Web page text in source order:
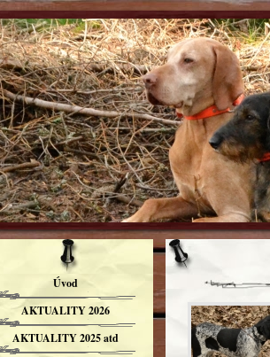
Úvod
AKTUALITY 2026
AKTUALITY 2025 atd